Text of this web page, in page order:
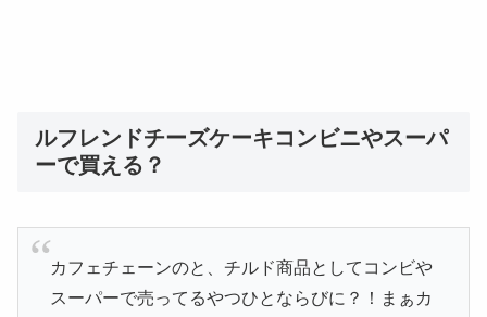
ルフレンドチーズケーキコンビニやスーパ
ーで買える？
カフェチェーンのと、チルド商品としてコンビや
スーパーで売ってるやつひとならびに？！まぁカ